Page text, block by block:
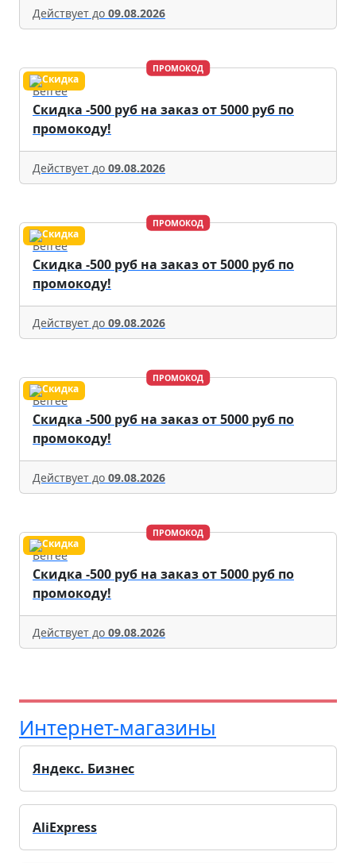
Действует до 09.08.2026
ПРОМОКОД
Befree
Скидка -500 руб на заказ от 5000 руб по
промокоду!
Действует до 09.08.2026
ПРОМОКОД
Befree
Скидка -500 руб на заказ от 5000 руб по
промокоду!
Действует до 09.08.2026
ПРОМОКОД
Befree
Скидка -500 руб на заказ от 5000 руб по
промокоду!
Действует до 09.08.2026
ПРОМОКОД
Befree
Скидка -500 руб на заказ от 5000 руб по
промокоду!
Действует до 09.08.2026
Интернет-магазины
Яндекс. Бизнес
AliExpress